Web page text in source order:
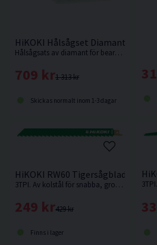
HiKOKI Hålsågset Diamant 5-
Hålsågsats av diamant för bearbetning av t.ex. sten, tegel och marmor
1 313 kr
709 kr
Skickas normalt inom 1-3 dagar
HiKOKI RW60 Tigersågblad Trä
3TPI. Av kolstål för snabba, grova till medelgrova snitt i mjuka material som t.ex. mjukt trä.
429 kr
249 kr
Finns i lager